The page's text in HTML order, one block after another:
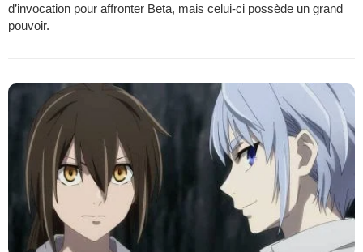
d’invocation pour affronter Beta, mais celui-ci possède un grand
pouvoir.